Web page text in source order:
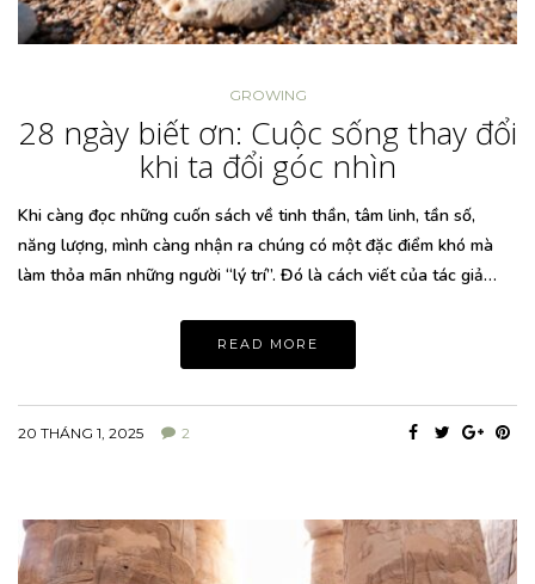
GROWING
28 ngày biết ơn: Cuộc sống thay đổi
khi ta đổi góc nhìn
Khi càng đọc những cuốn sách về tinh thần, tâm linh, tần số,
năng lượng, mình càng nhận ra chúng có một đặc điểm khó mà
làm thỏa mãn những người “lý trí”. Đó là cách viết của tác giả…
READ MORE
20 THÁNG 1, 2025 2